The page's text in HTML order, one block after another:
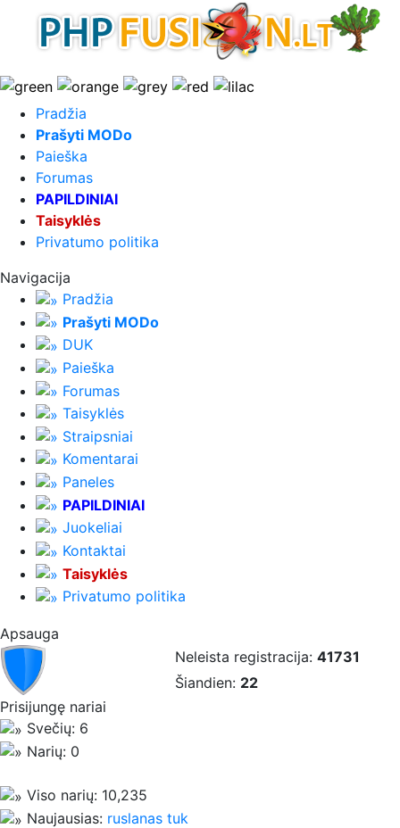
Pradžia
Prašyti MODo
Paieška
Forumas
PAPILDINIAI
Taisyklės
Privatumo politika
Navigacija
Pradžia
Prašyti MODo
DUK
Paieška
Forumas
Taisyklės
Straipsniai
Komentarai
Paneles
PAPILDINIAI
Juokeliai
Kontaktai
Taisyklės
Privatumo politika
Apsauga
Neleista registracija: 41731
Šiandien: 22
Prisijungę nariai
Svečių: 6
Narių: 0
Viso narių: 10,235
Naujausias: ruslanas tuk